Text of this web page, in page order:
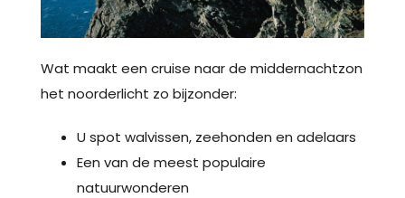
Wat maakt een cruise naar de middernachtzon
het noorderlicht zo bijzonder:
U spot walvissen, zeehonden en adelaars
Een van de meest populaire
natuurwonderen